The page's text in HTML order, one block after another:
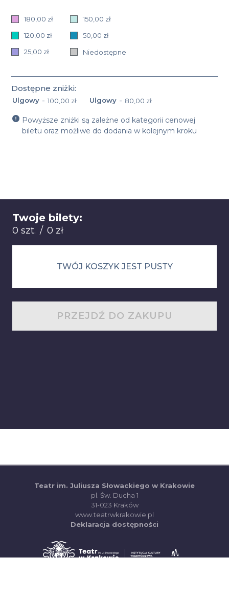
180,00 zł
150,00 zł
120,00 zł
50,00 zł
25,00 zł
Niedostępne
Dostępne zniżki:
Nazwa oraz cena zniżki: Ulgowy 100,00 zł
Ulgowy - 100,00 zł
Nazwa oraz cena zniżki: Ulgowy
Ulgowy - 80,00 zł
Powyższe zniżki są zależne od kategorii cenowej
biletu oraz możliwe do dodania w kolejnym kroku
Twoje bilety:
0 szt. / 0 zł
Łącznie: 0 sztuk 0 zł
TWÓJ KOSZYK JEST PUSTY
PRZEJDŹ DO ZAKUPU
Teatr im. Juliusza Słowackiego w Krakowie
pl. Św. Ducha 1
31-023 Kraków
www.teatrwkrakowie.pl
Deklaracja dostępności